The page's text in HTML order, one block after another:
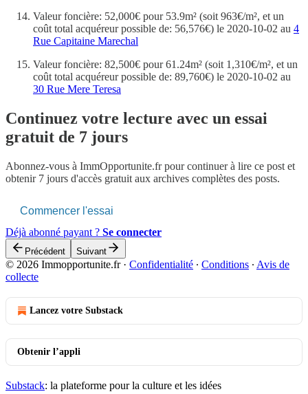
Valeur foncière: 52,000€ pour 53.9m² (soit 963€/m², et un
coût total acquéreur possible de: 56,576€) le 2020-10-02 au 4
Rue Capitaine Marechal
Valeur foncière: 82,500€ pour 61.24m² (soit 1,310€/m², et un
coût total acquéreur possible de: 89,760€) le 2020-10-02 au
30 Rue Mere Teresa
Continuez votre lecture avec un essai
gratuit de 7 jours
Abonnez-vous à ImmOpportunite.frpour continuer à lire ce post et
obtenir 7 jours d'accès gratuit aux archives complètes des posts.
Commencer l'essai
Déjà abonné payant ? Se connecter
Précédent Suivant
© 2026 Immopportunite.fr· Confidentialité ∙ Conditions ∙ Avis de
collecte
Lancez votre Substack
Obtenir l’appli
Substack: la plateforme pour la culture et les idées